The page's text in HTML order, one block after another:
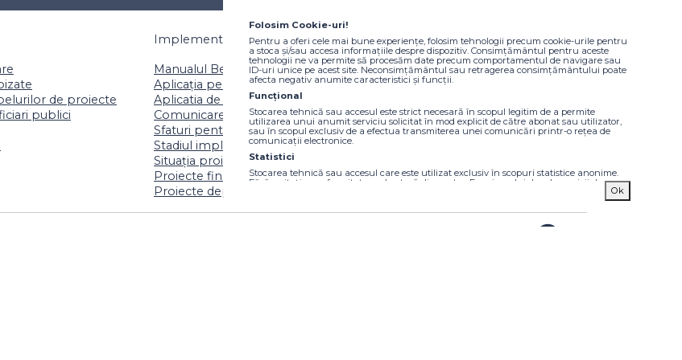
de proiecte
publici
Implementare
Manualul Beneficiarului
Aplicația pentru beneficiari
Aplicatia de comunicare
Comunicare și vizibilitate
Sfaturi pentru beneficiari
Stadiul implementării
Situația proiectelor publice
Proiecte finanțate
Proiecte depuse spre finanțare
Informare și comunicare
Noutăți și evenimente
Proiectele Regiunii Vest
Sesizare nereguli
Date de contact
Folosim Cookie-uri!
Pentru a oferi cele mai bune experiențe, folosim tehnologii precum cookie-urile pentru
a stoca și/sau accesa informațiile despre dispozitiv. Consimțământul pentru aceste
tehnologii ne va permite să procesăm date precum comportamentul de navigare sau
ID-uri unice pe acest site. Neconsimțământul sau retragerea consimțământului poate
afecta negativ anumite caracteristici și funcții.
Funcțional
Stocarea tehnică sau accesul este strict necesară în scopul legitim de a permite
utilizarea unui anumit serviciu solicitat în mod explicit de către abonat sau utilizator,
sau în scopul exclusiv de a efectua transmiterea unei comunicări printr-o rețea de
comunicații electronice.
Statistici
Stocarea tehnică sau accesul care este utilizat exclusiv în scopuri statistice anonime.
Fără o citație, conformitatea voluntară din partea Furnizorului dvs. de servicii de
Ok